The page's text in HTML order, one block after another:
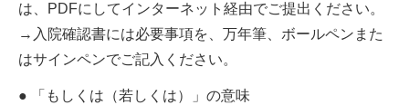
は、PDFにしてインターネット経由でご提出ください。
→入院確認書には必要事項を、万年筆、ボールペンまた
はサインペンでご記入ください。
● 「もしくは（若しくは）」の意味